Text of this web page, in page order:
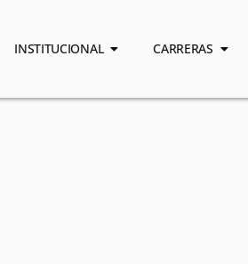
INSTITUCIONAL CARRERAS